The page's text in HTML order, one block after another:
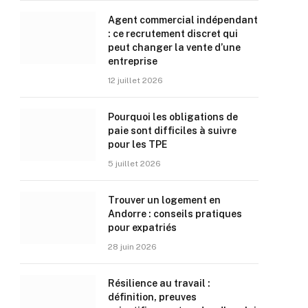
Agent commercial indépendant
: ce recrutement discret qui
peut changer la vente d’une
entreprise
12 juillet 2026
Pourquoi les obligations de
paie sont difficiles à suivre
pour les TPE
5 juillet 2026
Trouver un logement en
Andorre : conseils pratiques
pour expatriés
28 juin 2026
Résilience au travail :
définition, preuves